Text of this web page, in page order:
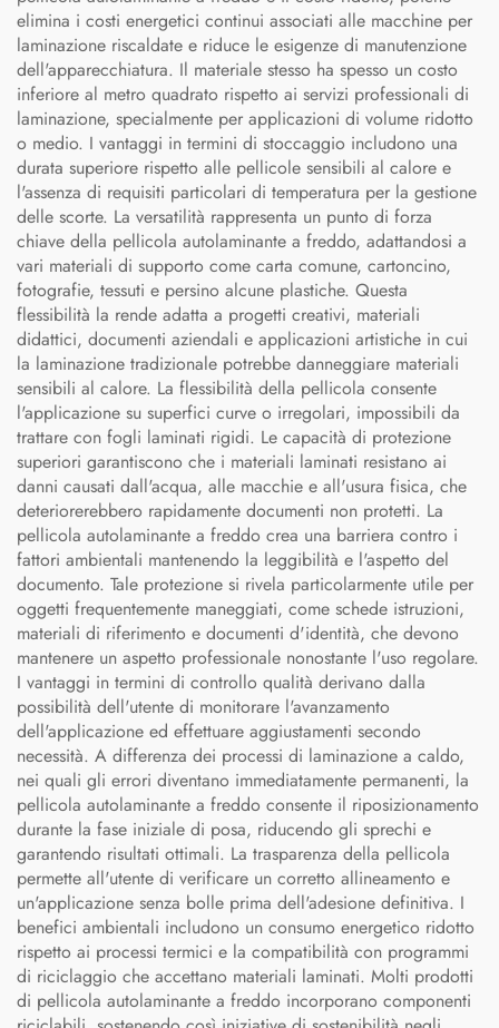
elimina i costi energetici continui associati alle macchine per
laminazione riscaldate e riduce le esigenze di manutenzione
dell'apparecchiatura. Il materiale stesso ha spesso un costo
inferiore al metro quadrato rispetto ai servizi professionali di
laminazione, specialmente per applicazioni di volume ridotto
o medio. I vantaggi in termini di stoccaggio includono una
durata superiore rispetto alle pellicole sensibili al calore e
l'assenza di requisiti particolari di temperatura per la gestione
delle scorte. La versatilità rappresenta un punto di forza
chiave della pellicola autolaminante a freddo, adattandosi a
vari materiali di supporto come carta comune, cartoncino,
fotografie, tessuti e persino alcune plastiche. Questa
flessibilità la rende adatta a progetti creativi, materiali
didattici, documenti aziendali e applicazioni artistiche in cui
la laminazione tradizionale potrebbe danneggiare materiali
sensibili al calore. La flessibilità della pellicola consente
l'applicazione su superfici curve o irregolari, impossibili da
trattare con fogli laminati rigidi. Le capacità di protezione
superiori garantiscono che i materiali laminati resistano ai
danni causati dall'acqua, alle macchie e all'usura fisica, che
deteriorerebbero rapidamente documenti non protetti. La
pellicola autolaminante a freddo crea una barriera contro i
fattori ambientali mantenendo la leggibilità e l'aspetto del
documento. Tale protezione si rivela particolarmente utile per
oggetti frequentemente maneggiati, come schede istruzioni,
materiali di riferimento e documenti d'identità, che devono
mantenere un aspetto professionale nonostante l'uso regolare.
I vantaggi in termini di controllo qualità derivano dalla
possibilità dell'utente di monitorare l'avanzamento
dell'applicazione ed effettuare aggiustamenti secondo
necessità. A differenza dei processi di laminazione a caldo,
nei quali gli errori diventano immediatamente permanenti, la
pellicola autolaminante a freddo consente il riposizionamento
durante la fase iniziale di posa, riducendo gli sprechi e
garantendo risultati ottimali. La trasparenza della pellicola
permette all'utente di verificare un corretto allineamento e
un'applicazione senza bolle prima dell'adesione definitiva. I
benefici ambientali includono un consumo energetico ridotto
rispetto ai processi termici e la compatibilità con programmi
di riciclaggio che accettano materiali laminati. Molti prodotti
di pellicola autolaminante a freddo incorporano componenti